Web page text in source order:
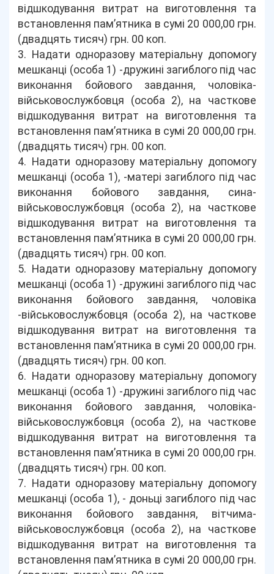
відшкодування витрат на виготовлення та
встановлення пам’ятника в сумі 20 000,00 грн.
(двадцять тисяч) грн. 00 коп.
3. Надати одноразову матеріальну допомогу
мешканці (особа 1) -дружині загиблого під час
виконання бойового завдання, чоловіка-
військовослужбовця (особа 2), на часткове
відшкодування витрат на виготовлення та
встановлення пам’ятника в сумі 20 000,00 грн.
(двадцять тисяч) грн. 00 коп.
4. Надати одноразову матеріальну допомогу
мешканці (особа 1), -матері загиблого під час
виконання бойового завдання, сина-
військовослужбовця (особа 2), на часткове
відшкодування витрат на виготовлення та
встановлення пам’ятника в сумі 20 000,00 грн.
(двадцять тисяч) грн. 00 коп.
5. Надати одноразову матеріальну допомогу
мешканці (особа 1) -дружині загиблого під час
виконання бойового завдання, чоловіка
-військовослужбовця (особа 2), на часткове
відшкодування витрат на виготовлення та
встановлення пам’ятника в сумі 20 000,00 грн.
(двадцять тисяч) грн. 00 коп.
6. Надати одноразову матеріальну допомогу
мешканці (особа 1) -дружині загиблого під час
виконання бойового завдання, чоловіка-
військовослужбовця (особа 2), на часткове
відшкодування витрат на виготовлення та
встановлення пам’ятника в сумі 20 000,00 грн.
(двадцять тисяч) грн. 00 коп.
7. Надати одноразову матеріальну допомогу
мешканці (особа 1), - доньці загиблого під час
виконання бойового завдання, вітчима-
військовослужбовця (особа 2), на часткове
відшкодування витрат на виготовлення та
встановлення пам’ятника в сумі 20 000,00 грн.